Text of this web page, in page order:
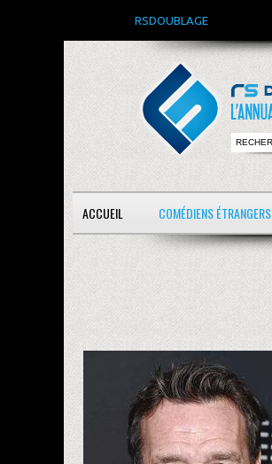
RSDOUBLAGE
ACCUEIL COMÉDIENS ÉTRANGERS